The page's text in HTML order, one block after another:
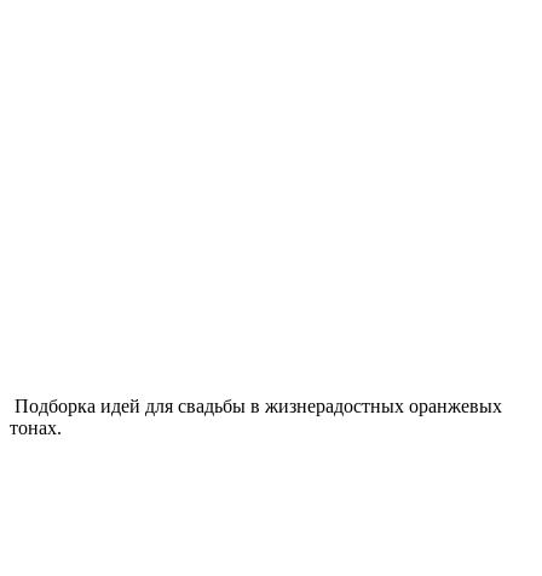
Подборка идей для свадьбы в жизнерадостных оранжевых
тонах.